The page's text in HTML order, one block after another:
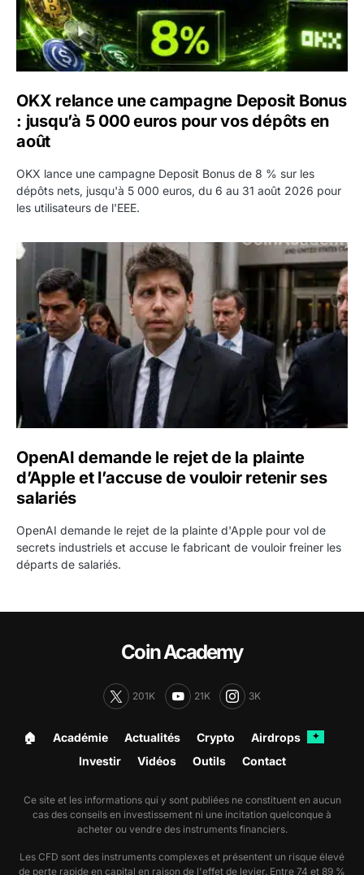
OKX relance une campagne Deposit Bonus
: jusqu’à 5 000 euros pour vos dépôts en
août
OKX lance une campagne Deposit Bonus de 8 % sur les
dépôts nets, jusqu'à 5 000 euros, du 6 au 31 août 2026 pour
les utilisateurs de l'EEE.
OpenAI demande le rejet de la plainte d’Apple et
OpenAI demande le rejet de la plainte
d’Apple et l’accuse de vouloir retenir ses
salariés
OpenAI demande le rejet de la plainte d'Apple pour vol de
secrets industriels et accuse le fabricant de vouloir freiner les
départs de salariés.
Coin Academy
201K 21K 3K
🏠︎ Académie Actualités Crypto Airdrops ✦
Investir Vidéos Outils Contact
Ce site et les informations qui y sont publiées ne constituent en aucun
cas des conseils en investissement ni une incitation quelconque à
acheter ou vendre des instruments financiers.
Les CFD sont des instruments complexes et présentent un risque élevé
de perte rapide en capital en raison de l'effet de levier. Entre 74 et 89 %